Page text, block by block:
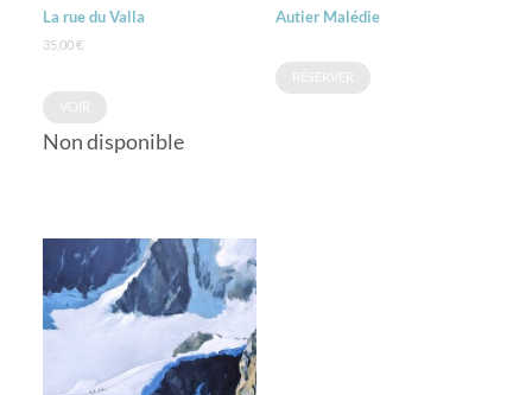
La rue du Valla
35,00€
Non disponible
Autier Malédie